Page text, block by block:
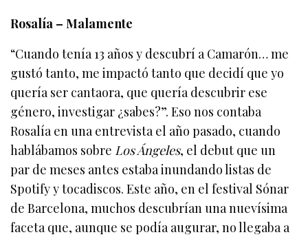
Rosalía – Malamente
“Cuando tenía 13 años y descubrí a Camarón… me
gustó tanto, me impactó tanto que decidí que yo
quería ser cantaora, que quería descubrir ese
género, investigar ¿sabes?”. Eso nos contaba
Rosalía en una entrevista el año pasado, cuando
hablábamos sobre Los Ángeles, el debut que un
par de meses antes estaba inundando listas de
Spotify y tocadiscos. Este año, en el festival Sónar
de Barcelona, muchos descubrían una nuevísima
faceta que, aunque se podía augurar, no llegaba a